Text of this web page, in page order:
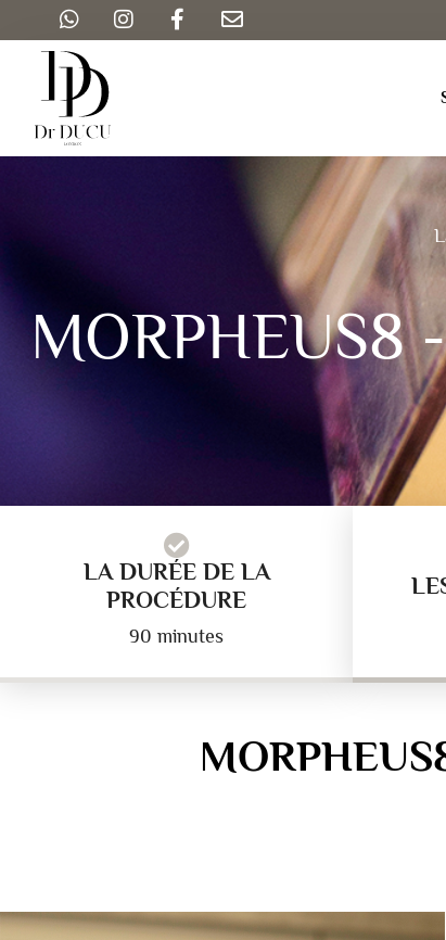
MORPHEUS8
LA DURÉE DE LA
PROCÉDURE
90 minutes